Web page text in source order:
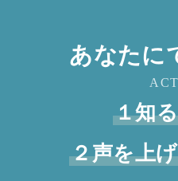
あなたに
１知
２声を上